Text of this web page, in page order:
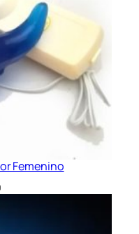
Femenino